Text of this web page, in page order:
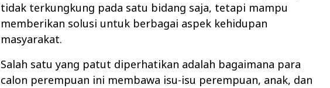
tidak terkungkung pada satu bidang saja, tetapi mampu
memberikan solusi untuk berbagai aspek kehidupan
masyarakat.
Salah satu yang patut diperhatikan adalah bagaimana para
calon perempuan ini membawa isu-isu perempuan, anak, dan